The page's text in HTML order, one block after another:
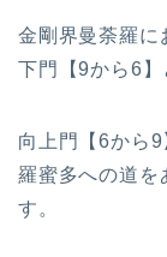
金剛界曼荼羅
下門【9から6】
向上門【6から
羅蜜多への道
す。